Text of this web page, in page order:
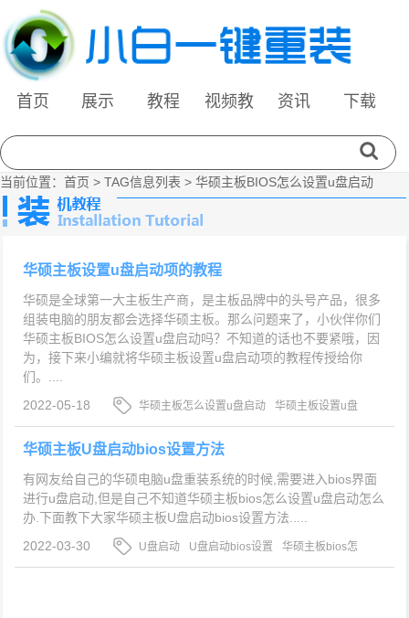
首页 展示 教程
视频教
资讯 下载
当前位置： 首页 > TAG信息列表 > 华硕主板BIOS怎么设置u盘启动
华硕主板设置u盘启动项的教程
华硕是全球第一大主板生产商，是主板品牌中的头号产品，很多
组装电脑的朋友都会选择华硕主板。那么问题来了，小伙伴你们
华硕主板BIOS怎么设置u盘启动吗？不知道的话也不要紧哦，因
为，接下来小编就将华硕主板设置u盘启动项的教程传授给你
们。....
2022-05-18
华硕主板怎么设置u盘启动
华硕主板设置u盘
启动项
华硕主板BIOS怎么设置u盘启动
华硕主板U盘启动bios设置方法
有网友给自己的华硕电脑u盘重装系统的时候,需要进入bios界面
进行u盘启动,但是自己不知道华硕主板bios怎么设置u盘启动怎么
办.下面教下大家华硕主板U盘启动bios设置方法.....
2022-03-30
U盘启动 U盘启动bios设置
华硕主板bios怎
么设置u盘启动